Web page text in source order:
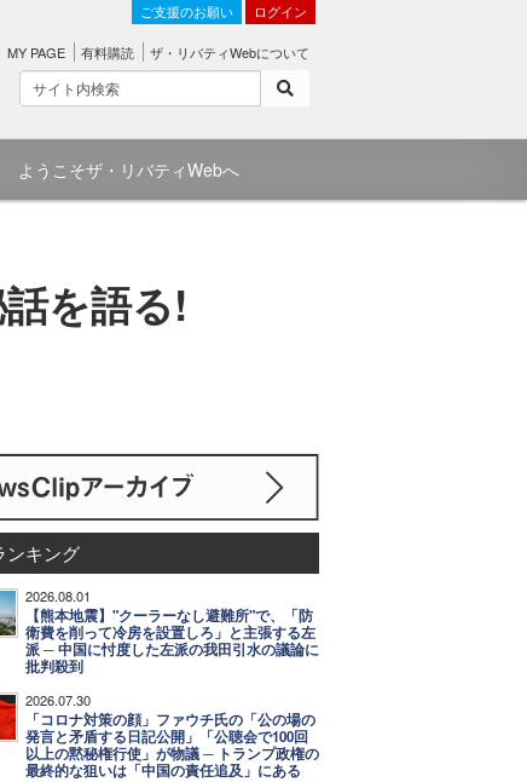
ご支援のお願い ログイン
MY PAGE 有料購読 ザ・リバティWebについて
ようこそザ・リバティWebへ
を語る!
ンキング
2026.08.01
【熊本地震】"クーラーなし避難所"で、「防
衛費を削って冷房を設置しろ」と主張する左
派 ─ 中国に忖度した左派の我田引水の議論に
批判殺到
2026.07.30
「コロナ対策の顔」ファウチ氏の「公の場の
発言と矛盾する日記公開」「公聴会で100回
以上の黙秘権行使」が物議 ─ トランプ政権の
最終的な狙いは「中国の責任追及」にある